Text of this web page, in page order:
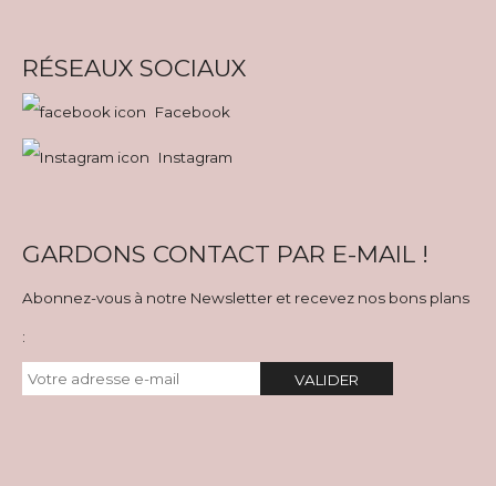
RÉSEAUX SOCIAUX
Facebook
Instagram
GARDONS CONTACT PAR E-MAIL !
Abonnez-vous à notre Newsletter et recevez nos bons plans
:
VALIDER